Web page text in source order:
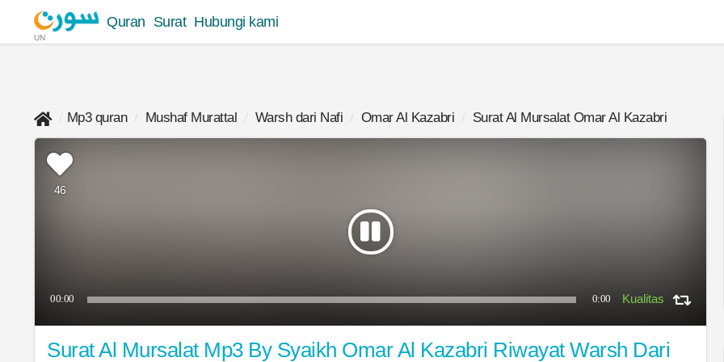
UN
Quran Surat Hubungi kami
Mp3 quran Mushaf Murattal Warsh dari Nafi Omar Al Kazabri Surat Al Mursalat Omar Al Kazabri
46
00:00 0:00
Surat Al Mursalat Mp3 By Syaikh Omar Al Kazabri Riwayat Warsh Dari